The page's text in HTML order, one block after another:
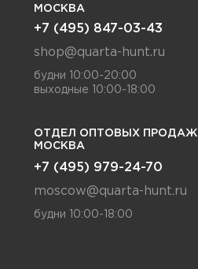
МОСКВА
+7 (495) 847-03-43
shop@quarta-hunt.ru
будни 10:00-20:00
выходные 10:00-18:00
ОТДЕЛ ОПТОВЫХ ПРОДАЖ
МОСКВА
+7 (495) 979-24-70
moscow@quarta-hunt.ru
будни 10:00-18:00